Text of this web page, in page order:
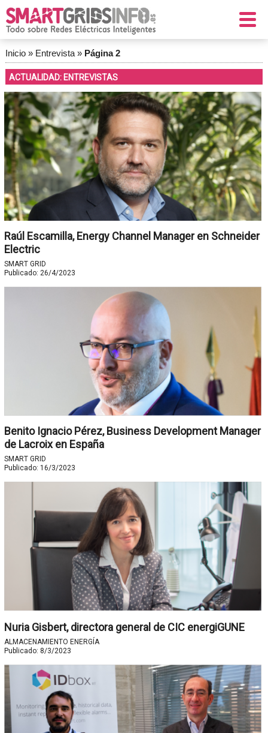
Inicio» Entrevista» Página 2
ACTUALIDAD: ENTREVISTAS
Raúl Escamilla, Energy Channel Manager en Schneider
Electric
SMART GRID
Publicado: 26/4/2023
Benito Ignacio Pérez, Business Development Manager
de Lacroix en España
SMART GRID
Publicado: 16/3/2023
Nuria Gisbert, directora general de CIC energiGUNE
ALMACENAMIENTO ENERGÍA
Publicado: 8/3/2023